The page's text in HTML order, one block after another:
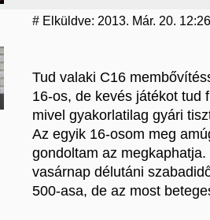
# Elküldve: 2013. Már. 20. 12:26
Tud valaki C16
16-os, de kevés játékot tud
mivel gyakorlatilag gyári
Az egyik 16-osom meg
gondoltam az
vasárnap délutáni
500-asa, de az most